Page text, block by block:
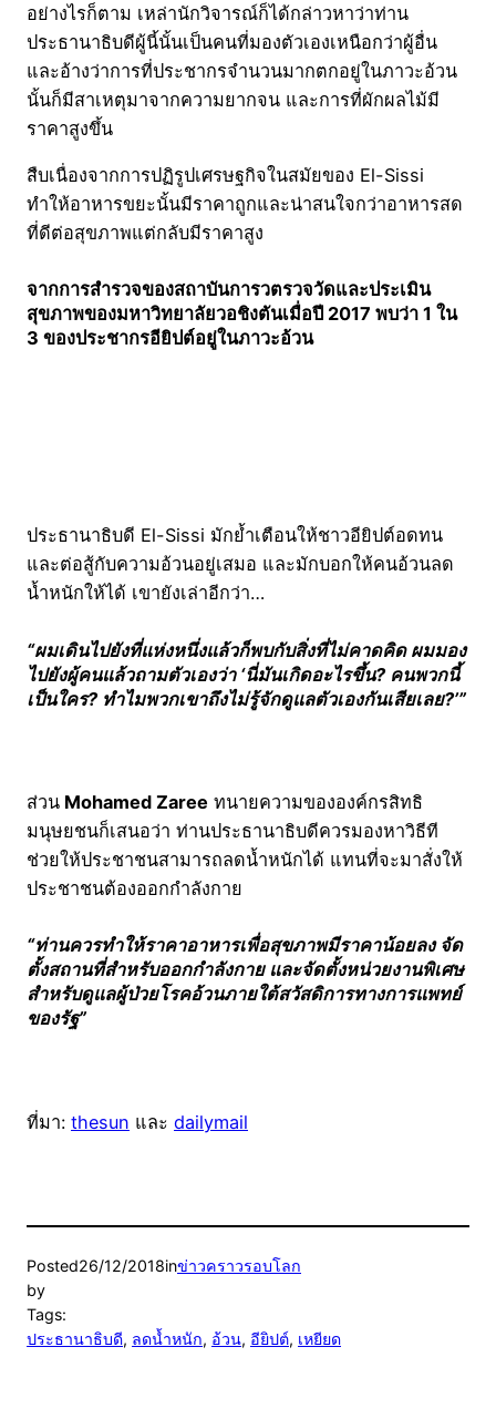
อย่างไรก็ตาม เหล่านักวิจารณ์ก็ได้กล่าวหาว่าท่าน
ประธานาธิบดีผู้นี้นั้นเป็นคนที่มองตัวเองเหนือกว่าผู้อื่น
และอ้างว่าการที่ประชากรจำนวนมากตกอยู่ในภาวะอ้วน
นั้นก็มีสาเหตุมาจากความยากจน และการที่ผักผลไม้มี
ราคาสูงขึ้น
สืบเนื่องจากการปฏิรูปเศรษฐกิจในสมัยของ El-Sissi
ทำให้อาหารขยะนั้นมีราคาถูกและน่าสนใจกว่าอาหารสด
ที่ดีต่อสุขภาพแต่กลับมีราคาสูง
จากการสำรวจของสถาบันการวตรวจวัดและประเมิน
สุขภาพของมหาวิทยาลัยวอชิงตันเมื่อปี 2017 พบว่า 1 ใน
3 ของประชากรอียิปต์อยู่ในภาวะอ้วน
ประธานาธิบดี El-Sissi มักย้ำเตือนให้ชาวอียิปต์อดทน
และต่อสู้กับความอ้วนอยู่เสมอ และมักบอกให้คนอ้วนลด
น้ำหนักให้ได้ เขายังเล่าอีกว่า…
“ผมเดินไปยังที่แห่งหนึ่งแล้วก็พบกับสิ่งที่ไม่คาดคิด ผมมอง
ไปยังผู้คนแล้วถามตัวเองว่า ‘นี่มันเกิดอะไรขึ้น? คนพวกนี้
เป็นใคร? ทำไมพวกเขาถึงไม่รู้จักดูแลตัวเองกันเสียเลย?’”
ส่วน Mohamed Zaree ทนายความขององค์กรสิทธิ
มนุษยชนก็เสนอว่า ท่านประธานาธิบดีควรมองหาวิธีที
ช่วยให้ประชาชนสามารถลดน้ำหนักได้ แทนที่จะมาสั่งให้
ประชาชนต้องออกกำลังกาย
“ท่านควรทำให้ราคาอาหารเพื่อสุขภาพมีราคาน้อยลง จัด
ตั้งสถานที่สำหรับออกกำลังกาย และจัดตั้งหน่วยงานพิเศษ
สำหรับดูแลผู้ป่วยโรคอ้วนภายใต้สวัสดิการทางการแพทย์
ของรัฐ”
ที่มา: thesun และ dailymail
Posted26/12/2018inข่าวคราวรอบโลก
by
Tags:
ประธานาธิบดี, ลดน้ำหนัก, อ้วน, อียิปต์, เหยียด